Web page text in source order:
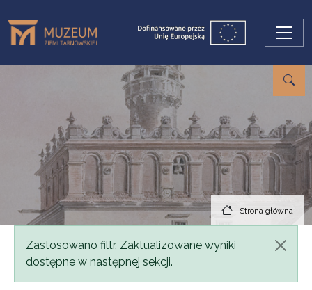
Strona główna
Komunikat
Zastosowano filtr. Zaktualizowane wyniki
dostępne w następnej sekcji.